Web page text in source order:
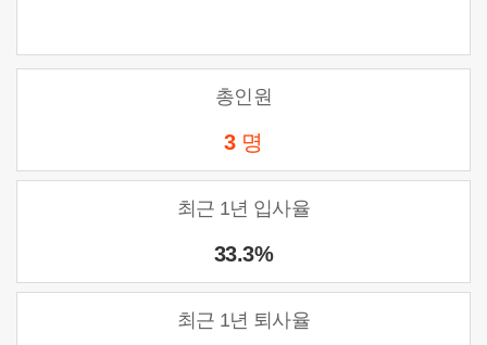
총인원
3 명
최근 1년 입사율
33.3%
최근 1년 퇴사율